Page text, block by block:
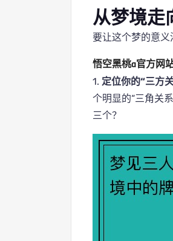
从梦境走
要让这个梦的意义
悟空黑桃a官方网
1. 定位你的“三方关
个明显的“三角关
三个？